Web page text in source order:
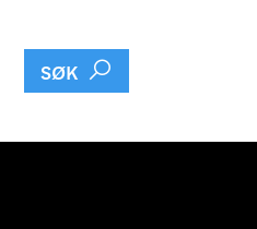
SØK 